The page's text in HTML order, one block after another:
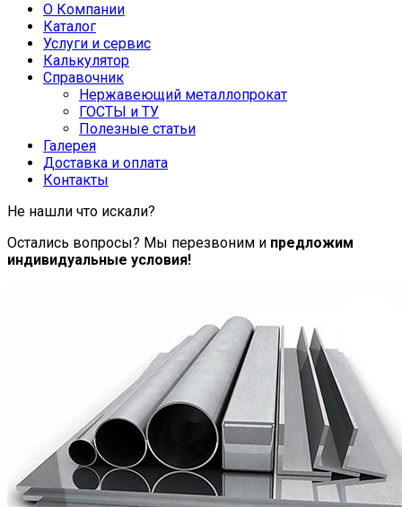
О Компании
Каталог
Услуги и сервис
Калькулятор
Справочник
Нержавеющий металлопрокат
ГОСТЫ и ТУ
Полезные статьи
Галерея
Доставка и оплата
Контакты
Не нашли что искали?
Остались вопросы? Мы перезвоним и предложим
индивидуальные условия!